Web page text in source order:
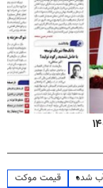
شده
قیمت موکت